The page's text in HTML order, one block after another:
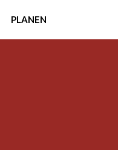
PLANEN